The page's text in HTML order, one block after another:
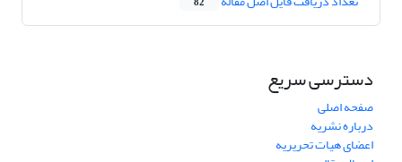
دسترسی سریع
صفحه اصلی
درباره نشریه
اعضای هیات تحریریه